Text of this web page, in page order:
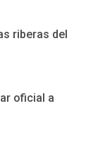
riberas del
oficial a